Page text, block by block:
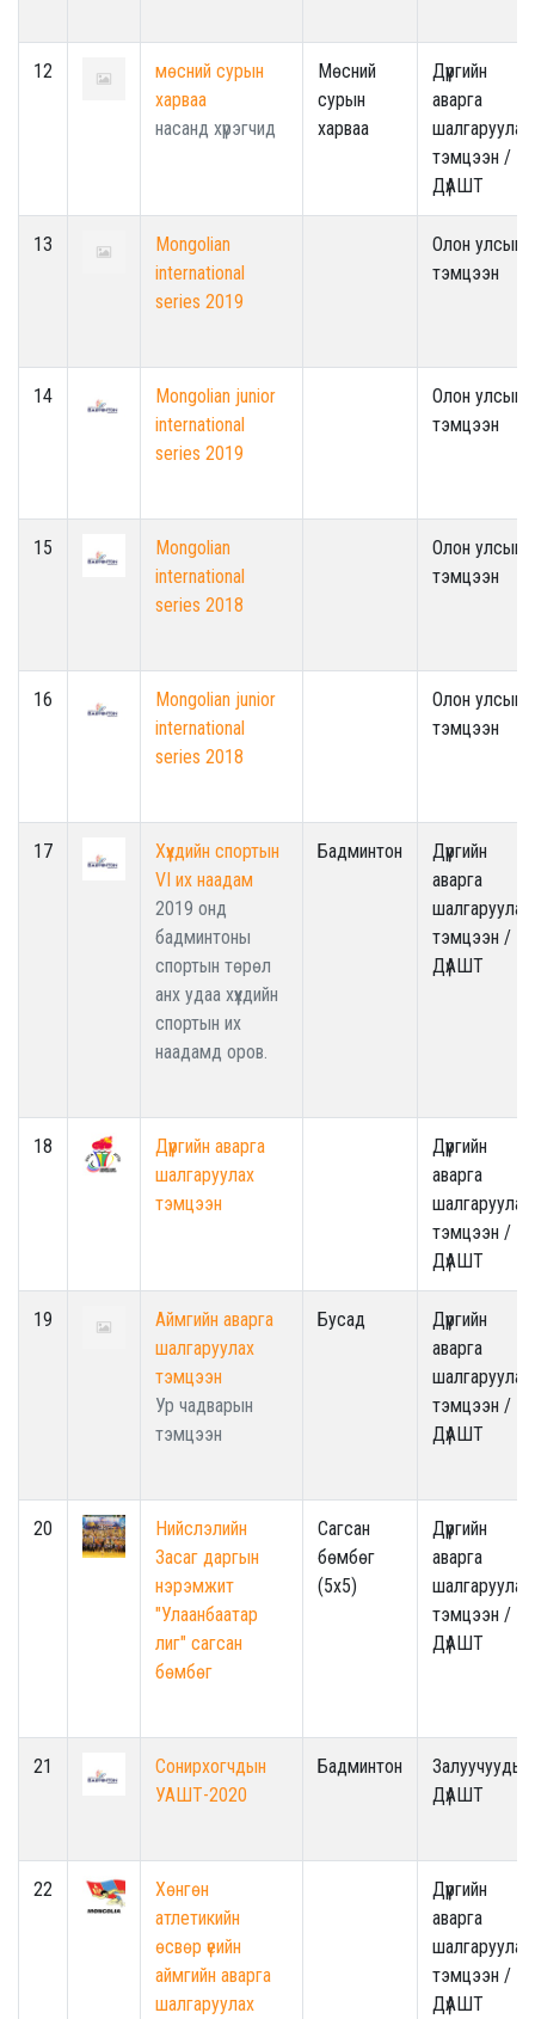
12
мөсний сурын
харваа
насанд хүрэгчид
Мөсний
сурын
харваа
Дүүргийн
аварга
шалгаруулах
тэмцээн /
ДүАШТ
13
Mongolian
international
series 2019
Олон улсын
тэмцээн
14
Mongolian junior
international
series 2019
Олон улсын
тэмцээн
15
Mongolian
international
series 2018
Олон улсын
тэмцээн
16
Mongolian junior
international
series 2018
Олон улсын
тэмцээн
17
Хүүхдийн спортын
VI их наадам
2019 онд
бадминтоны
спортын төрөл
анх удаа хүүхдийн
спортын их
наадамд оров.
Бадминтон
Дүүргийн
аварга
шалгаруулах
тэмцээн /
ДүАШТ
18
Дүүргийн аварга
шалгаруулах
тэмцээн
Дүүргийн
аварга
шалгаруулах
тэмцээн /
ДүАШТ
19
Аймгийн аварга
шалгаруулах
тэмцээн
Ур чадварын
тэмцээн
Бусад
Дүүргийн
аварга
шалгаруулах
тэмцээн /
ДүАШТ
20
Нийслэлийн
Засаг даргын
нэрэмжит
"Улаанбаатар
лиг" сагсан
бөмбөг
Сагсан
бөмбөг
(5x5)
Дүүргийн
аварга
шалгаруулах
тэмцээн /
ДүАШТ
21
Сонирхогчдын
УАШТ-2020
Бадминтон
Залуучуудын
ДүАШТ
22
Хөнгөн
атлетикийн
өсвөр үеийн
аймгийн аварга
шалгаруулах
Дүүргийн
аварга
шалгаруулах
тэмцээн /
ДүАШТ